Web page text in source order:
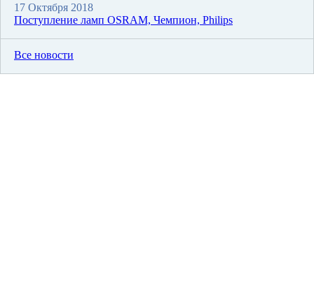
17 Октября 2018
Поступление ламп OSRAM, Чемпион, Philips
Все новости